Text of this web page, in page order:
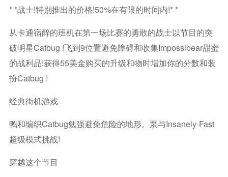
* *战士!特别推出的价格!50%在有限的时间内!* *
从卡通宿醉的班机在第一场比赛的勇敢的战士以节目的突
破明星Catbug !飞到9位置避免障碍和收集Impossibear甜蜜
的战利品!获得55美金购买的升级和物时增加你的分数和装
扮Catbug !
经典街机游戏
鸭和编织Catbug勉强避免危险的地形。泵与insanely-Fast
超级模式挑战!
穿越这个节目